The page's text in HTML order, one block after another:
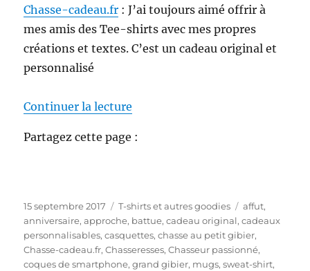
Chasse-cadeau.fr : J’ai toujours aimé offrir à
mes amis des Tee-shirts avec mes propres
créations et textes. C’est un cadeau original et
personnalisé
Continuer la lecture
Partagez cette page :
P
u
b
l
i
15 septembre 2017
C
a
t
é
g
T-shirts et autres goodies
É
t
i
q
u
affut,
anniversaire,approche, battue,cadeau original,cadeaux
personnalisables,casquettes,chasse au petit gibier,
Chasse-cadeau.fr,Chasseresses,Chasseur passionné,
coques de smartphone,grand gibier, mugs,sweat-shirt,